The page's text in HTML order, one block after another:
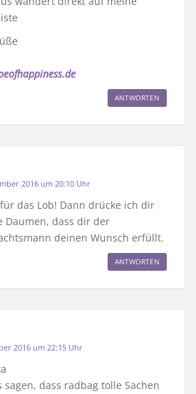
ANTWORTEN
2016 um 20:10 Uhr
das Lob! Dann drücke ich dir
Daumen, dass dir der
deinen Wunsch erfüllt.
ANTWORTEN
2016 um 22:15 Uhr
sagen, dass radbag tolle Sachen